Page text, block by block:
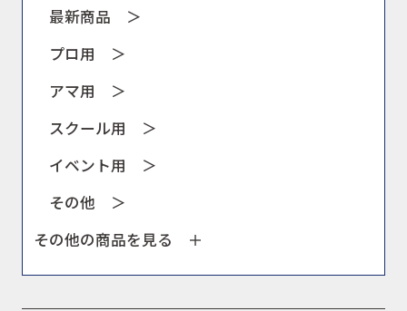
最新商品 ＞
プロ用 ＞
アマ用 ＞
スクール用 ＞
イベント用 ＞
その他 ＞
その他の商品を見る